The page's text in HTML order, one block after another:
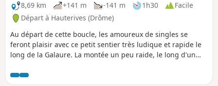
8,69 km
+141 m -141 m 1h30
Facile
Départ à Hauterives (Drôme)
Au départ de cette boucle, les amoureux de singles se
feront plaisir avec ce petit sentier très ludique et rapide le
long de la Galaure. La montée un peu raide, le long d'un
vous profiterez d'une superbe vue sur la vallée de la